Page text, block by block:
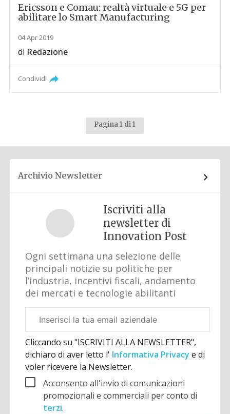
Ericsson e Comau: realtà virtuale e 5G per
abilitare lo Smart Manufacturing
04 Apr 2019
di Redazione
Condividi
Pagina 1 di 1
Archivio Newsletter
Iscriviti alla
newsletter di
Innovation Post
Ogni settimana una selezione delle
principali notizie su politiche per
l’industria, incentivi fiscali, andamento
dei mercati e tecnologie abilitanti
aziendale
Cliccando su "ISCRIVITI ALLA NEWSLETTER",
dichiaro di aver letto l' Informativa Privacye di
voler ricevere la Newsletter.
Acconsento all'invio di comunicazioni
promozionali e commerciali per conto di
terzi.